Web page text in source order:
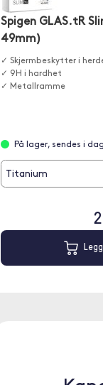
Spigen GLAS.tR
49mm)
✓ Skjermbeskytter i
✓ 9H i hardhet
✓ Metallramme
På lager, sendes i dag
Titanium